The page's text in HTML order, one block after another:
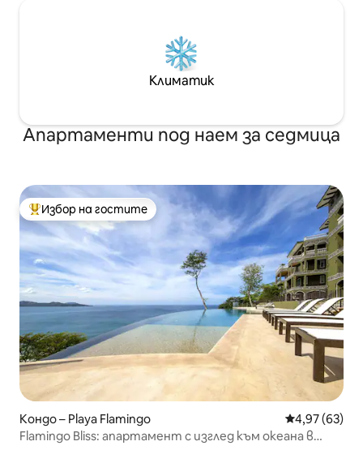
Климатик
Апартаменти под наем за седмица
Най-популярен избор на гостите
Избор на гостите
Кондо – Playa Flamingo Средна
4,97 (63)
Flamingo Bliss: апартамент с изглед към океана в